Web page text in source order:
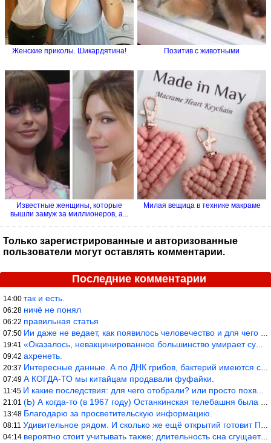
Женские приколы. Шикардятина! Позитив с животными
Известные женщины, которые
вышли замуж за миллионеров, а...
Милая вещица в технике макраме
Только зарегистрированные и авторизованные
пользователи могут оставлять комментарии.
Последние комментарии
14:00 так и есть.
06:28 ничё не понял
06:22 правильная статья
07:50 Ии даже не ведает, как появилось человечество и для чего оно сущ
19:41 «Оказалось, невакцинированное большинство умирает существенно ча
09:42 ахренеть.
20:37 Интересные данные. А по ДНК грибов, бактерий имеются сведения из
07:49 А КОГДА-ТО мы китайцам продавали фуфайки.
11:45 И какие последствия: для чего отобрали? или просто похвастались.
21:01 (Ь) А когда-то (в 1967 году) Останкинская телебашня была самым в
13:48 Благодарю за просветительскую информацию.
08:11 Удивительное рядом. И сколько же ещё открытий готовит Просвещень
04:14 вероятно стоит учитывать также; длительность сна сгущает кровото